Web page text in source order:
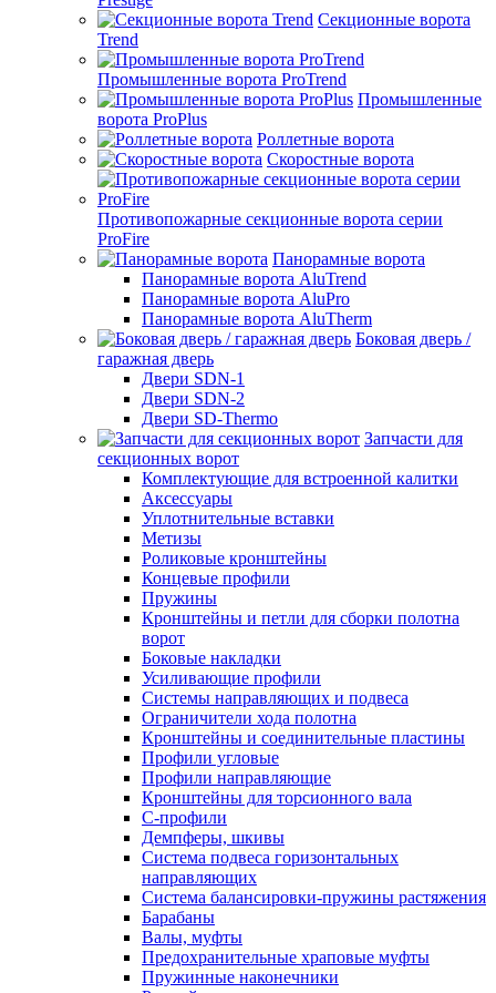
Секционные ворота
Trend
Промышленные ворота ProTrend
Промышленные
ворота ProPlus
Роллетные ворота
Скоростные ворота
Противопожарные секционные ворота серии
ProFire
Панорамные ворота
Панорамные ворота AluTrend
Панорамные ворота AluPro
Панорамные ворота AluTherm
Боковая дверь /
гаражная дверь
Двери SDN-1
Двери SDN-2
Двери SD-Thermo
Запчасти для
секционных ворот
Комплектующие для встроенной калитки
Аксессуары
Уплотнительные вставки
Метизы
Роликовые кронштейны
Концевые профили
Пружины
Кронштейны и петли для сборки полотна
ворот
Боковые накладки
Усиливающие профили
Системы направляющих и подвеса
Ограничители хода полотна
Кронштейны и соединительные пластины
Профили угловые
Профили направляющие
Кронштейны для торсионного вала
С-профили
Демпферы, шкивы
Система подвеса горизонтальных
направляющих
Система балансировки-пружины растяжения
Барабаны
Валы, муфты
Предохранительные храповые муфты
Пружинные наконечники